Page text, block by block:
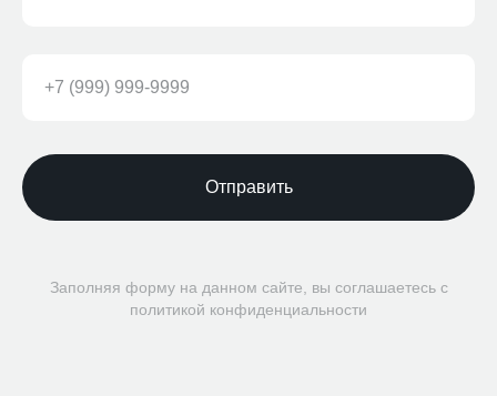
Отправить
Заполняя форму на данном сайте, вы соглашаетесь с
политикой конфиденциальности